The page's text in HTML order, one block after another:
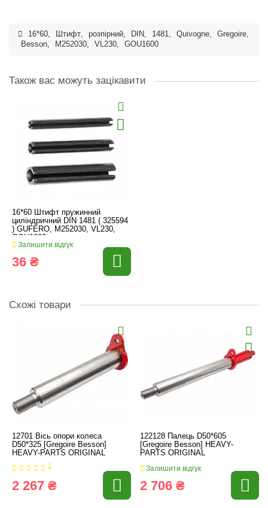
16*60, Штифт, розпірний, DIN, 1481, Quivogne, Gregoire,
Besson, M252030, VL230, GOU1600
Також вас можуть зацікавити
16*60 Штифт пружинний
циліндричний DIN 1481 ( 325594
) GUFERO, M252030, VL230,
GOU1600
Залишити відгук
36 ₴
Схожі товари
12701 Вісь опори колеса
D50*325 [Gregoire Besson]
HEAVY-PARTS ORIGINAL
1
2 267 ₴
122128 Палець D50*605
[Gregoire Besson] HEAVY-
PARTS ORIGINAL
Залишити відгук
2 706 ₴